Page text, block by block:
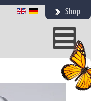
Shop